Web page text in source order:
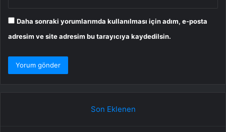
Daha sonraki yorumlarımda kullanılması için adım, e-posta
adresim ve site adresim bu tarayıcıya kaydedilsin.
Son Eklenen